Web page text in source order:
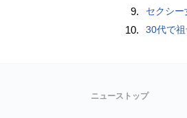
9. セクシー
10. 30代で
ニューストップ